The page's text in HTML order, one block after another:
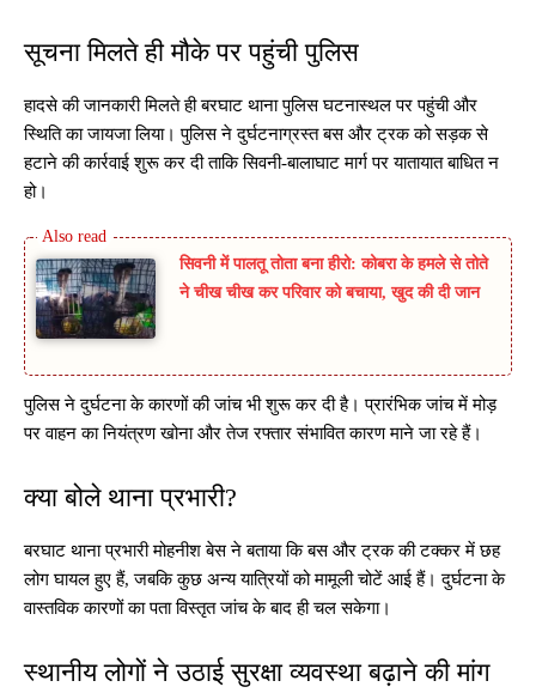
सूचना मिलते ही मौके पर पहुंची पुलिस
हादसे की जानकारी मिलते ही बरघाट थाना पुलिस घटनास्थल पर पहुंची और
स्थिति का जायजा लिया। पुलिस ने दुर्घटनाग्रस्त बस और ट्रक को सड़क से
हटाने की कार्रवाई शुरू कर दी ताकि सिवनी-बालाघाट मार्ग पर यातायात बाधित न
हो।
सिवनी में पालतू तोता बना हीरो: कोबरा के हमले से तोते
ने चीख चीख कर परिवार को बचाया, खुद की दी जान
पुलिस ने दुर्घटना के कारणों की जांच भी शुरू कर दी है। प्रारंभिक जांच में मोड़
पर वाहन का नियंत्रण खोना और तेज रफ्तार संभावित कारण माने जा रहे हैं।
क्या बोले थाना प्रभारी?
बरघाट थाना प्रभारी मोहनीश बेस ने बताया कि बस और ट्रक की टक्कर में छह
लोग घायल हुए हैं, जबकि कुछ अन्य यात्रियों को मामूली चोटें आई हैं। दुर्घटना के
वास्तविक कारणों का पता विस्तृत जांच के बाद ही चल सकेगा।
स्थानीय लोगों ने उठाई सुरक्षा व्यवस्था बढ़ाने की मांग